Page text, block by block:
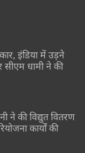
इंडिया में उड़ने
धामी ने की
ने की विद्युत वितरण
कार्यों की